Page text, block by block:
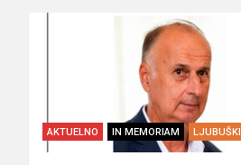
AKTUELNO IN MEMORIAM LJUBUŠKI